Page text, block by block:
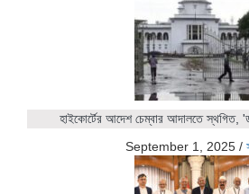
হাইকোর্টের আদেশ চেম্বার আদালতে স্থগিত,
September 1, 2025 /